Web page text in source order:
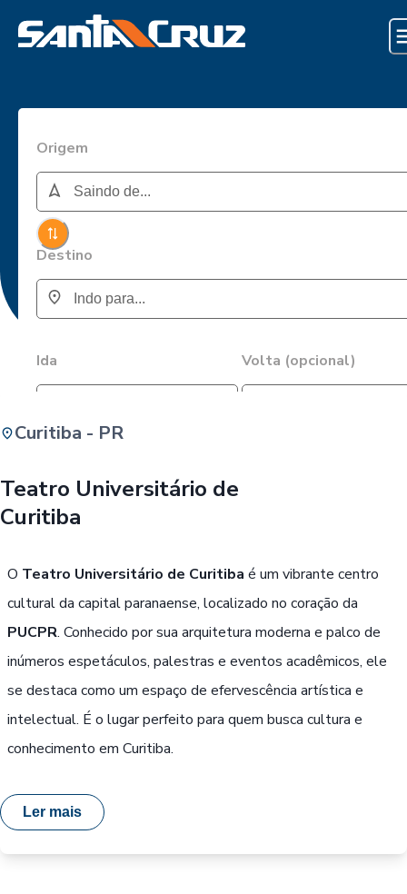
Origem
Destino
Ida Volta (opcional)
Curitiba - PR
Teatro Universitário de
Curitiba
O Teatro Universitário de Curitiba é um vibrante centro
cultural da capital paranaense, localizado no coração da
PUCPR. Conhecido por sua arquitetura moderna e palco de
inúmeros espetáculos, palestras e eventos acadêmicos, ele
se destaca como um espaço de efervescência artística e
intelectual. É o lugar perfeito para quem busca cultura e
conhecimento em Curitiba.
Ler mais